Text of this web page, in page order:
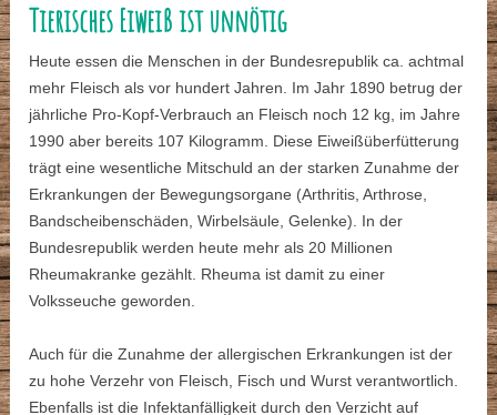
Tierisches Eiweiß ist unnötig
Heute essen die Menschen in der Bundesrepublik ca. achtmal
mehr Fleisch als vor hundert Jahren. Im Jahr 1890 betrug der
jährliche Pro-Kopf-Verbrauch an Fleisch noch 12 kg, im Jahre
1990 aber bereits 107 Kilogramm. Diese Eiweißüberfütterung
trägt eine wesentliche Mitschuld an der starken Zunahme der
Erkrankungen der Bewegungsorgane (Arthritis, Arthrose,
Bandscheibenschäden, Wirbelsäule, Gelenke). In der
Bundesrepublik werden heute mehr als 20 Millionen
Rheumakranke gezählt. Rheuma ist damit zu einer
Volksseuche geworden.
Auch für die Zunahme der allergischen Erkrankungen ist der
zu hohe Verzehr von Fleisch, Fisch und Wurst verantwortlich.
Ebenfalls ist die Infektanfälligkeit durch den Verzicht auf